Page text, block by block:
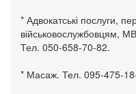
* Адвокатські послуги,
військовослужбовцям,
Тел. 050-658-70-82.
* Масаж. Тел. 095-475-